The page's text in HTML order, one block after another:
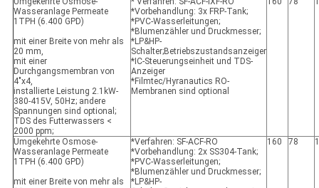
Wasseranlage Permeate
1TPH (6.400 GPD)
mit einer Breite von mehr als
20 mm,
mit einer
Durchgangsmembran von
4"x4,
installierte Leistung 2.1kW-
380-415V, 50Hz; andere
Spannungen sind optional;
TDS des Futterwassers <
2000 ppm;
*Vorbehandlung: 3x FRP-Tank;
*PVC-Wasserleitungen;
*Blumenzähler und Druckmesser;
*LP&HP-
Schalter;Betriebszustandsanzeiger
*IC-Steuerungseinheit und TDS-
Anzeiger
*Filmtec/Hyranautics RO-
Membranen sind optional
Umgekehrte Osmose-
Wasseranlage Permeate
1TPH (6.400 GPD)
mit einer Breite von mehr als
*Verfahren: SF-ACF-RO
*Vorbehandlung: 2x SS304-Tank;
*PVC-Wasserleitungen;
*Blumenzähler und Druckmesser;
*LP&HP-
160 78